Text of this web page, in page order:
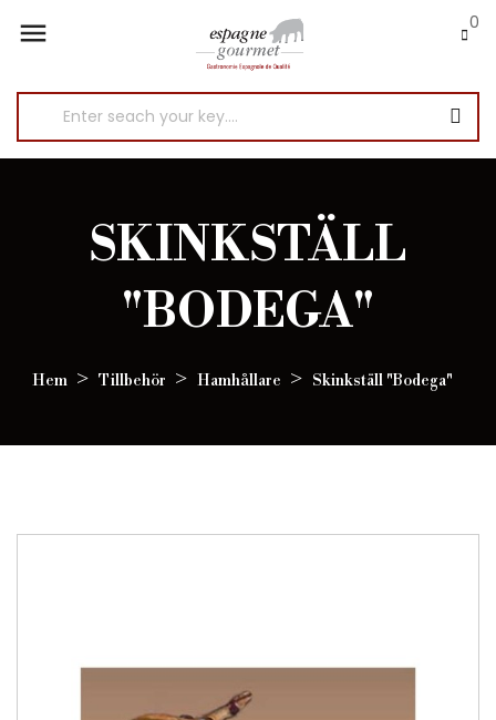
 0
SKINKSTÄLL
"BODEGA"
Hem Tillbehör Hamhållare Skinkställ "Bodega"